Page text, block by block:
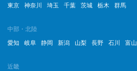
東京
神奈川 埼玉 千葉 茨城 栃木 群馬
中部・北陸
愛知
岐阜 静岡 新潟 山梨 長野 石川 富山
近畿